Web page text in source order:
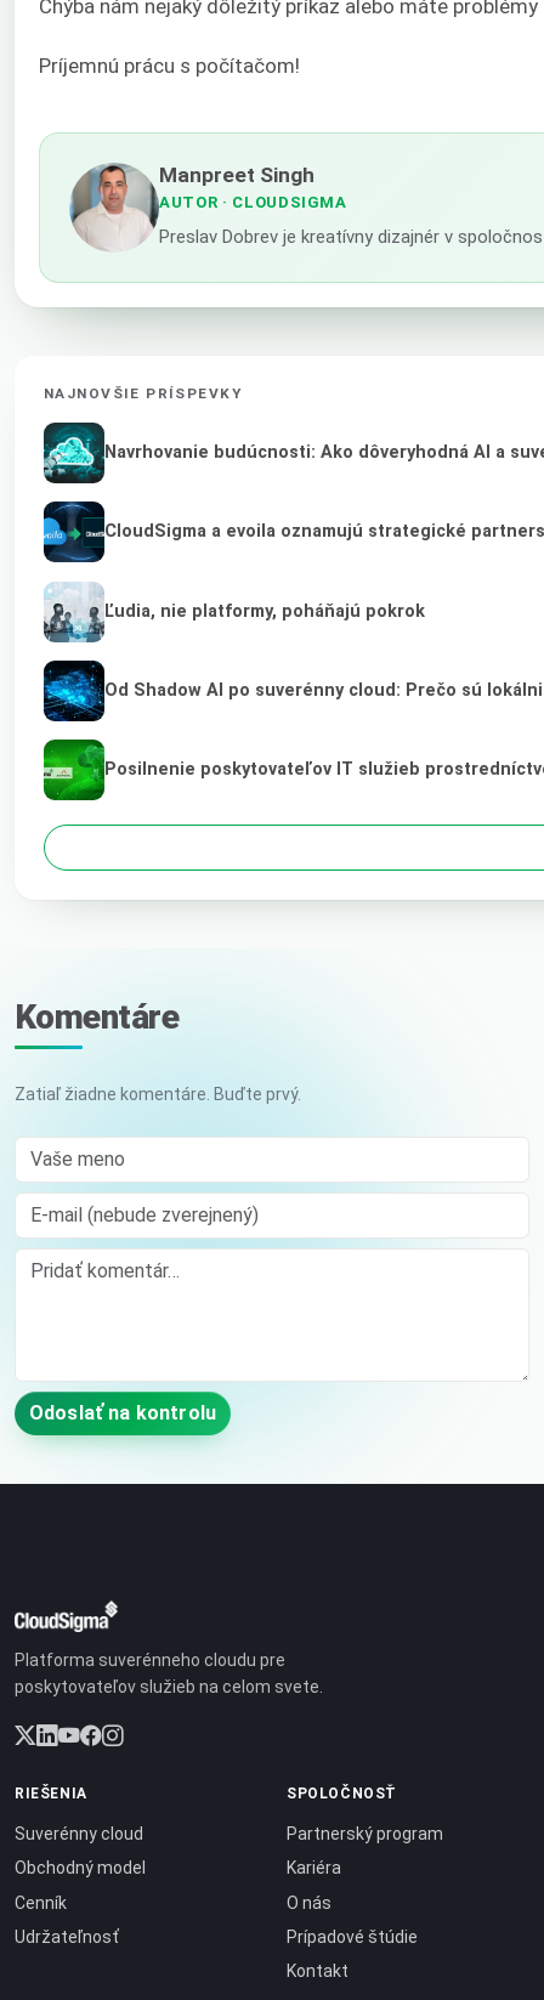
Chýba nám nejaký dôležitý príkaz alebo máte
Príjemnú prácu s počítačom!
Manpreet Singh
AUTOR · CLOUDSIGMA
Preslav Dobrev je kreatívny dizajnér v
NAJNOVŠIE PRÍSPEVKY
Navrhovanie budúcnosti: Ako dôveryhodná AI a
CloudSigma a evoila oznamujú strategické
Ľudia, nie platformy, poháňajú pokrok
Od Shadow AI po suverénny cloud: Prečo sú
Posilnenie poskytovateľov IT služieb
Komentáre
Zatiaľ žiadne komentáre. Buďte prvý.
Vaše meno
E-mail (nebude zverejnený)
Comment
Odoslať na kontrolu
Platforma suverénneho cloudu pre
poskytovateľov služieb na celom svete.
RIEŠENIA
Suverénny cloud
Obchodný model
Cenník
Udržateľnosť
SPOLOČNOSŤ
Partnerský program
Kariéra
O nás
Prípadové štúdie
Kontakt